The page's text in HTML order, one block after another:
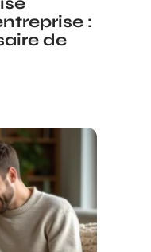
:
de